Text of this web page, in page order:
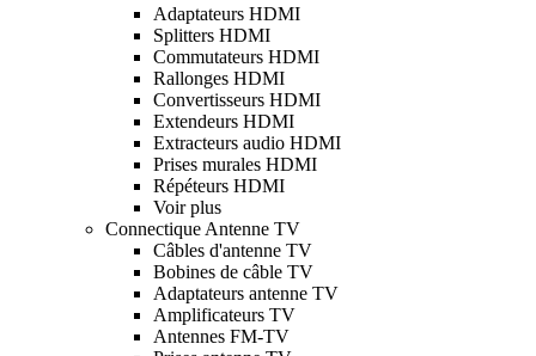
Adaptateurs HDMI
Splitters HDMI
Commutateurs HDMI
Rallonges HDMI
Convertisseurs HDMI
Extendeurs HDMI
Extracteurs audio HDMI
Prises murales HDMI
Répéteurs HDMI
Voir plus
Connectique Antenne TV
Câbles d'antenne TV
Bobines de câble TV
Adaptateurs antenne TV
Amplificateurs TV
Antennes FM-TV